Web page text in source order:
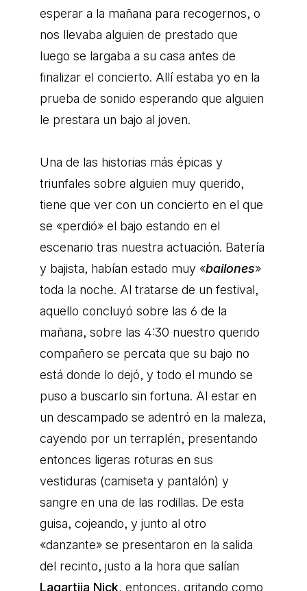
esperar a la mañana para recogernos, o
nos llevaba alguien de prestado que
luego se largaba a su casa antes de
finalizar el concierto. Allí estaba yo en la
prueba de sonido esperando que alguien
le prestara un bajo al joven.
Una de las historias más épicas y
triunfales sobre alguien muy querido,
tiene que ver con un concierto en el que
se «perdió» el bajo estando en el
escenario tras nuestra actuación. Batería
y bajista, habían estado muy «bailones»
toda la noche. Al tratarse de un festival,
aquello concluyó sobre las 6 de la
mañana, sobre las 4:30 nuestro querido
compañero se percata que su bajo no
está donde lo dejó, y todo el mundo se
puso a buscarlo sin fortuna. Al estar en
un descampado se adentró en la maleza,
cayendo por un terraplén, presentando
entonces ligeras roturas en sus
vestiduras (camiseta y pantalón) y
sangre en una de las rodillas. De esta
guisa, cojeando, y junto al otro
«danzante» se presentaron en la salida
del recinto, justo a la hora que salían
Lagartija Nick, entonces, gritando como